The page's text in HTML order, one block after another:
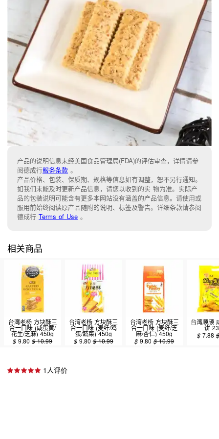
产品的说明信息未经美国食品管理局(FDA)的评估审查，详情请参
阅德成行服务条款 。
产品价格、包装、保质期、规格等信息如有调整，恕不另行通知。
如我们未能及时更新产品信息，请您以收到的实 物为准。实际产
品的包装说明可能含有更多本网站没有涵盖的产品信息。请使用或
服用前始终阅读原产品随附的说明、标签及警告。详细条款请参阅
德成行 Terms of Use 。
相关商品
台湾老杨 方块酥三
合一口味 (咸蛋黄/
花生/芝麻) 450g
$9.80 $10.99
台湾老杨 方块酥三
合一口味 (麦纤/鸡
蛋/蔬菜) 450g
$ 9.80 $10.99
台湾老杨 方块酥三
合一口味 (麦纤/芝
麻/杏仁) 450g
$9.80 $10.99
台湾顺颀
饼
$7.88
1人评价